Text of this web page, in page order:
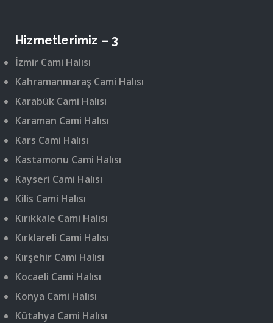
Hizmetlerimiz – 3
İzmir Cami Halısı
Kahramanmaraş Cami Halısı
Karabük Cami Halısı
Karaman Cami Halısı
Kars Cami Halısı
Kastamonu Cami Halısı
Kayseri Cami Halısı
Kilis Cami Halısı
Kırıkkale Cami Halısı
Kırklareli Cami Halısı
Kırşehir Cami Halısı
Kocaeli Cami Halısı
Konya Cami Halısı
Kütahya Cami Halısı